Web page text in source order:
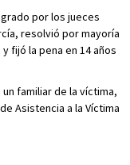
por los jueces
resolvió por mayoría
fijó la pena en 14 años
familiar de la víctima,
Asistencia a la Víctima